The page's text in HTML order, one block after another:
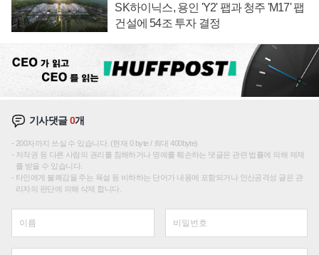
SK하이닉스, 용인 'Y2' 팹과 청주 'M17' 팹
건설에 54조 투자 결정
기사댓글0개
200자까지 쓰실 수 있습니다. (현재 0 byte / 최대 400byte)
저작권 등 다른 사람의 권리를 침해하거나 명예를 훼손하는 댓글은 관련 법률에 의해 제재
를 받을 수 있습니다.
타인에게 불쾌감을 주는 욕설 등 비하하는 단어가 내용에 포함되거나 인신공격성 글은 관
리자의 판단에 의해 삭제 합니다.